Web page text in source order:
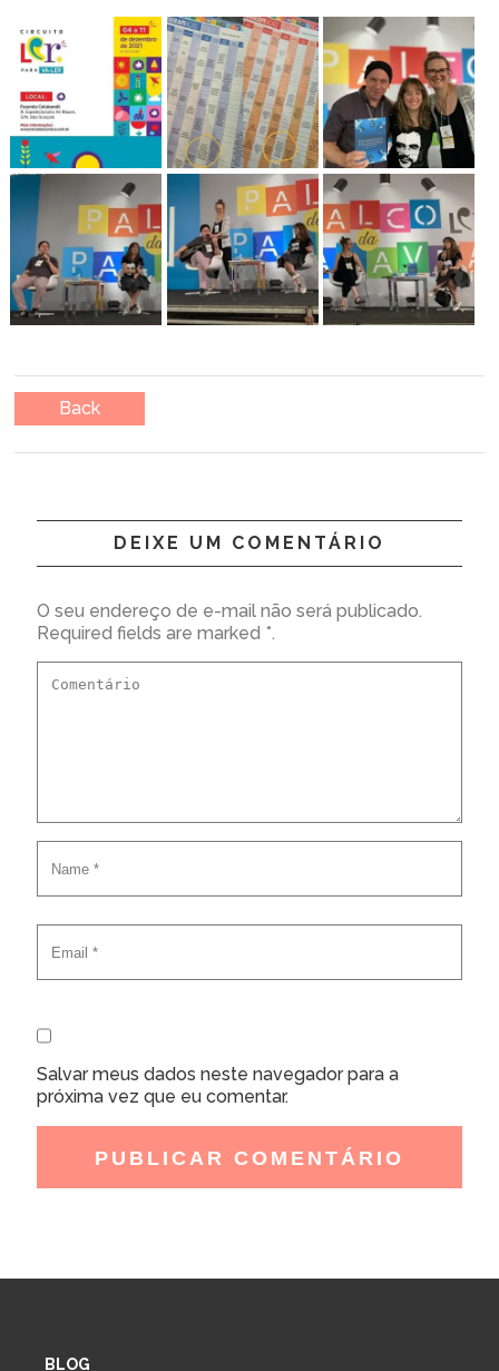
Back
DEIXE UM COMENTÁRIO
O seu endereço de e-mail não será publicado.
Required fields are marked *.
Salvar meus dados neste navegador para a
próxima vez que eu comentar.
BLOG